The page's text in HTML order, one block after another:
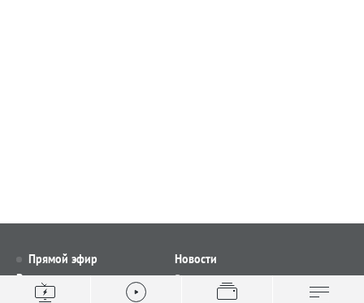
Прямой эфир
Видео
Выпуски новостей
Новости
Все новости
Общество